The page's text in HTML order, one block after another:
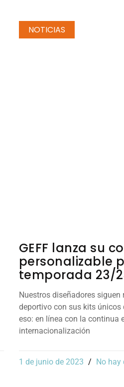
NOTICIAS
GEFF lanza su
personalizable
temporada 23/
Nuestros diseñadores
deportivo con sus kits únicos
eso: en línea con la continua
internacionalización
1 de junio de 2023 No hay